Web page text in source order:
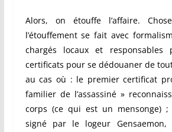
Alors, on étouffe l’affaire.
l’étouffement se fait avec
chargés locaux et responsables
certificats pour se dédouaner de
au cas où : le premier certificat
familier de l’assassiné »
corps (ce qui est un mensonge) ;
signé par le logeur Gensaemon,